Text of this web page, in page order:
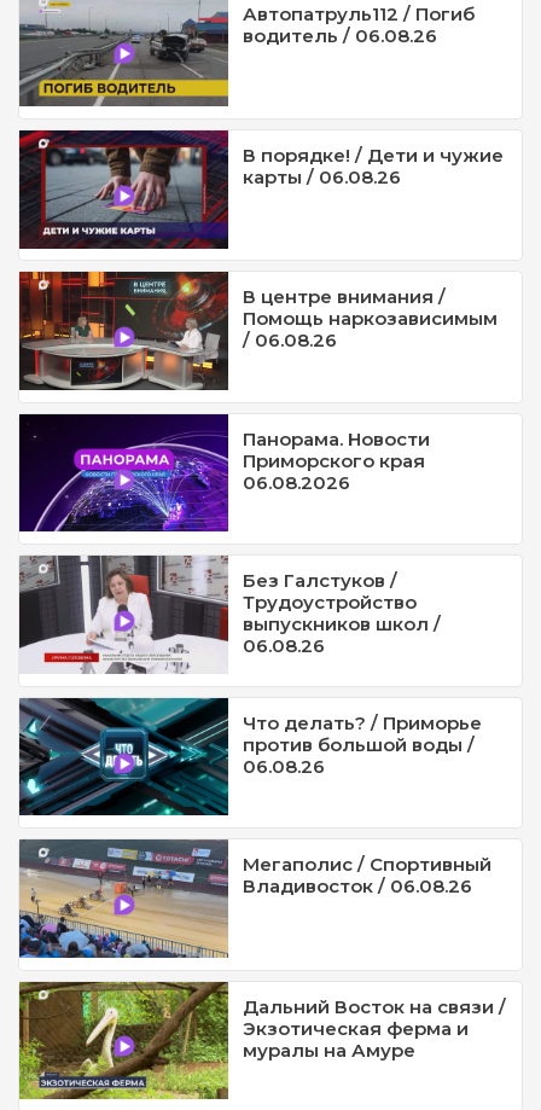
Автопатруль112 / Погиб
водитель / 06.08.26
В порядке! / Дети и чужие
карты / 06.08.26
В центре внимания /
Помощь наркозависимым
/ 06.08.26
Панорама. Новости
Приморского края
06.08.2026
Без Галстуков /
Трудоустройство
выпускников школ /
06.08.26
Что делать? / Приморье
против большой воды /
06.08.26
Мегаполис / Спортивный
Владивосток / 06.08.26
Дальний Восток на связи /
Экзотическая ферма и
муралы на Амуре